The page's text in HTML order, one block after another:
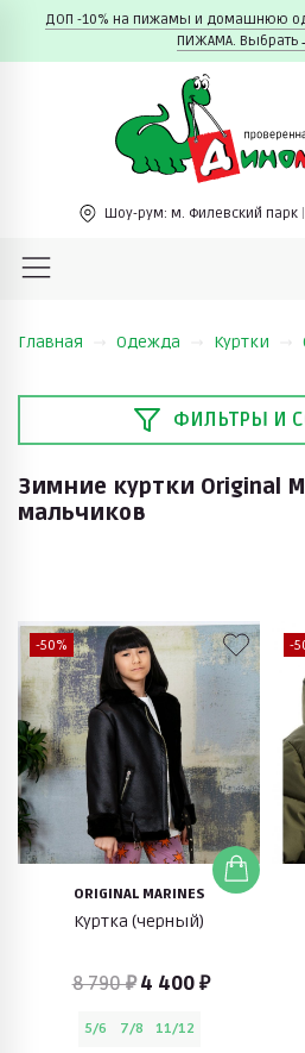
ДОП -10% на пижамы и домашнюю
ПИЖАМА.
Шоу-рум: м. Филевский парк
Главная Одежда Куртки
ФИЛЬТРЫ И
Зимние куртки Original
мальчиков
-50%
ORIGINAL MARINES
Куртка (черный)
8 790 ₽ 4 400 ₽
5/6 7/8 11/12
-